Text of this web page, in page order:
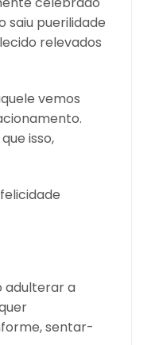
saiu puerilidade
relevados
vemos
isso,
adulterar a
sentar-